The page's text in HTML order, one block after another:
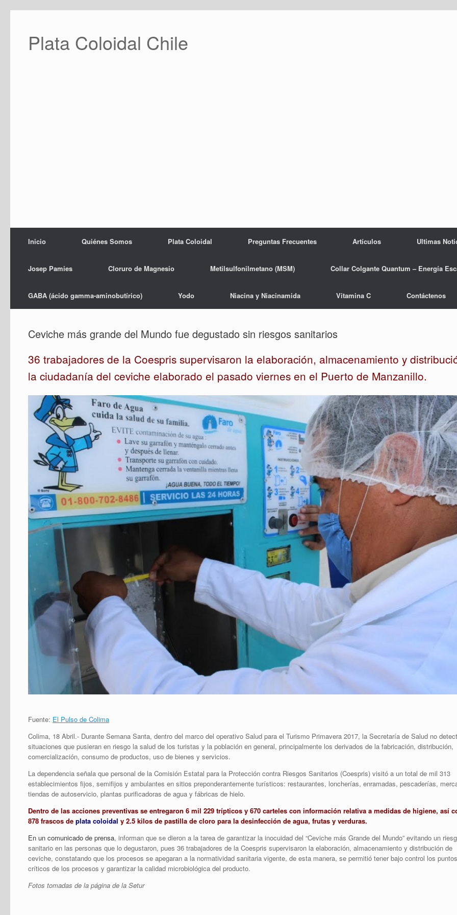
Plata Coloidal Chile
Inicio Quiénes Somos Plata Coloidal Preguntas Frecuentes Artículos Ultimas
Josep Pamies Cloruro de Magnesio Metilsulfonilmetano (MSM) Collar Colgante Quantum – Energía
GABA (ácido gamma-aminobutírico) Yodo Niacina y Niacinamida Vitamina C Contáctenos
Ceviche más grande del Mundo fue degustado sin riesgos sanitarios
36 trabajadores de la Coespris supervisaron la elaboración, almacenamiento y
la ciudadanía del ceviche elaborado el pasado viernes en el Puerto de Manzanillo.
Fuente: El Pulso de Colima
Colima, 18 Abril.- Durante Semana Santa, dentro del marco del operativo Salud para el Turismo Primavera 2017, la Secretaría de Salud no
situaciones que pusieran en riesgo la salud de los turistas y la población en general, principalmente los derivados de la fabricación, distribución,
comercialización, consumo de productos, uso de bienes y servicios.
La dependencia señala que personal de la Comisión Estatal para la Protección contra Riesgos Sanitarios (Coespris) visitó a un total de mil 313
establecimientos fijos, semifijos y ambulantes en sitios preponderantemente turísticos: restaurantes, loncherías, enramadas, pescaderías,
tiendas de autoservicio, plantas purificadoras de agua y fábricas de hielo.
Dentro de las acciones preventivas se entregaron 6 mil 229 trípticos y 670 carteles con información relativa a medidas de higiene, así
878 frascos de plata coloidal y 2.5 kilos de pastilla de cloro para la desinfección de agua, frutas y verduras.
En un comunicado de prensa, informan que se dieron a la tarea de garantizar la inocuidad del “Ceviche más Grande del Mundo” evitando un
sanitario en las personas que lo degustaron, pues 36 trabajadores de la Coespris supervisaron la elaboración, almacenamiento y distribución de
ceviche, constatando que los procesos se apegaran a la normatividad sanitaria vigente, de esta manera, se permitió tener bajo control los puntos
críticos de los procesos y garantizar la calidad microbiológica del producto.
Fotos tomadas de la página de la Setur